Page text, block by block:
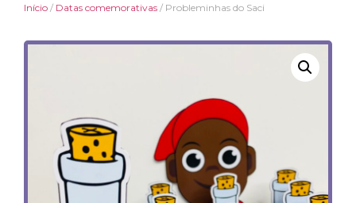
Início / Datas comemorativas / Probleminhas do Saci